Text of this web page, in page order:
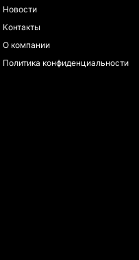
Новости
Контакты
О компании
Политика конфиденциальности